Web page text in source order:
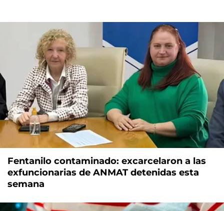
Fentanilo contaminado: excarcelaron a las
exfuncionarias de ANMAT detenidas esta
semana